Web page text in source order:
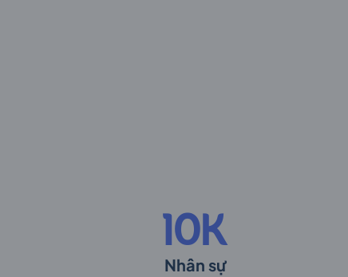
10K
Nhân sự